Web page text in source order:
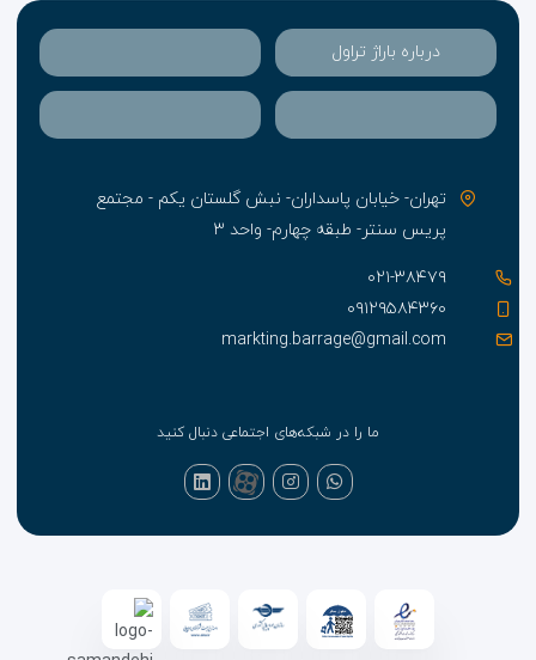
درباره باراژ تراول
تهران- خیابان پاسداران- نبش گلستان یکم - مجتمع
پریس سنتر- طبقه چهارم- واحد ۳
۰۲۱-۳۸۴۷۹
۰۹۱۲۹۵۸۴۳۶۰
markting.barrage@gmail.com
ما را در شبکه‌های اجتماعی دنبال کنید